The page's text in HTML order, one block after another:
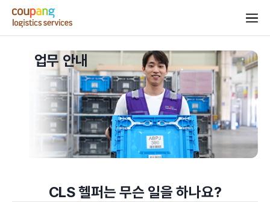
업무 안내
CLS 헬퍼는 무슨 일을 하나요?